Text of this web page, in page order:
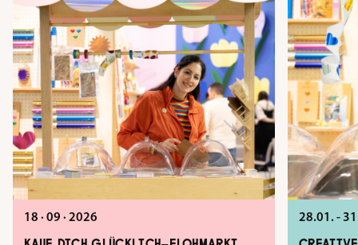
18 · 09 · 2026 28.01. -